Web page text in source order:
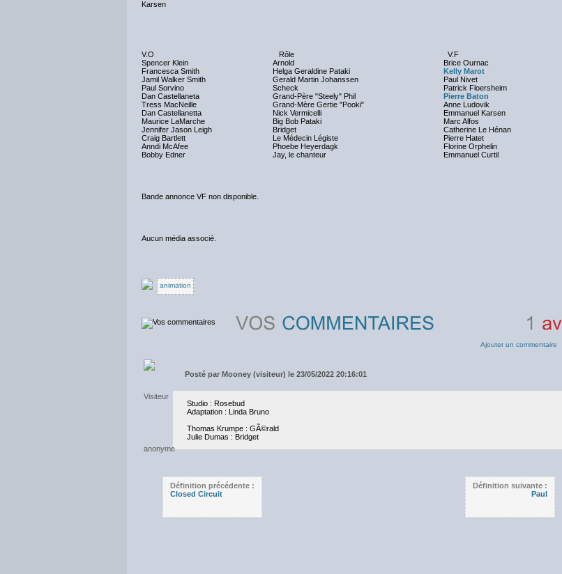
Karsen
V.O Rôle
V.F
Spencer Klein
Arnold
Brice Ournac
Francesca Smith
Helga Geraldine Pataki
Kelly Marot
Jamil Walker Smith
Gerald Martin Johanssen
Paul Nivet
Paul Sorvino
Scheck
Patrick Floersheim
Dan Castellaneta
Grand-Père "Steely" Phil
Pierre Baton
Tress MacNeille
Grand-Mère Gertie "Pooki"
Anne Ludovik
Dan Castellanetta
Nick Vermicelli
Emmanuel Karsen
Maurice LaMarche
Big Bob Pataki
Marc Alfos
Jennifer Jason Leigh
Bridget
Catherine Le Hénan
Craig Bartlett
Le Médecin Légiste
Pierre Hatet
Anndi McAfee
Phoebe Heyerdagk
Florine Orphelin
Bobby Edner
Jay, le chanteur Emmanuel Curtil
Bande annonce VF non disponible.
Aucun média associé.
animation
Ajouter un commentaire
Posté par Mooney (visiteur) le 23/05/2022 20:16:01
Studio : Rosebud
Adaptation : Linda Bruno
Thomas Krumpe : GÃ©rald
Julie Dumas : Bridget
Définition précédente :
Closed Circuit
Définition suivante :
Paul